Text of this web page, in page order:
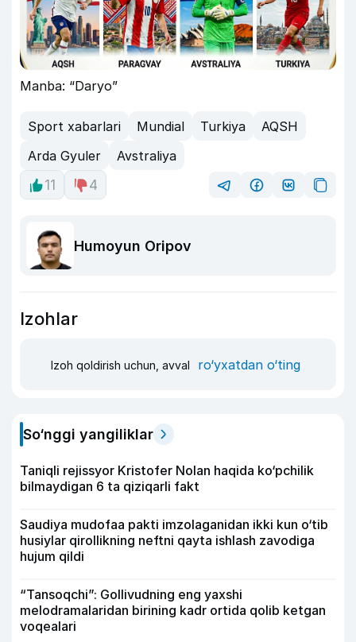
Manba: “Daryo”
Sport xabarlari Mundial Turkiya
AQSH
Arda Gyuler
Avstraliya
11
4
Humoyun Oripov
Izohlar
Izoh qoldirish uchun, avval ro‘yxatdan o‘ting
So‘nggi yangiliklar
Taniqli rejissyor Kristofer Nolan haqida ko‘pchilik
bilmaydigan 6 ta qiziqarli fakt
Saudiya mudofaa pakti imzolaganidan ikki kun o‘tib
husiylar qirollikning neftni qayta ishlash zavodiga
hujum qildi
“Tansoqchi”: Gollivudning eng yaxshi
melodramalaridan birining kadr ortida qolib ketgan
voqealari